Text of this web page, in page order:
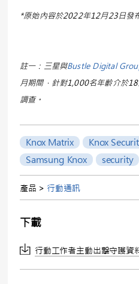
*原始內容於2022年12月23日發
註一：三星與Bustle Digital
月期間，針對1,000名年齡介於
調查。
Knox Matrix Knox
Samsung Knox
security
產品 > 行動通訊
下載
行動工作者主動出擊守護資